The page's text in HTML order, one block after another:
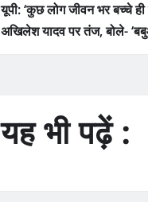
यूपी: ‘कुछ लोग जीवन भर बच्चे
अखिलेश यादव पर तंज, बोले-
यह भी पढ़ें :